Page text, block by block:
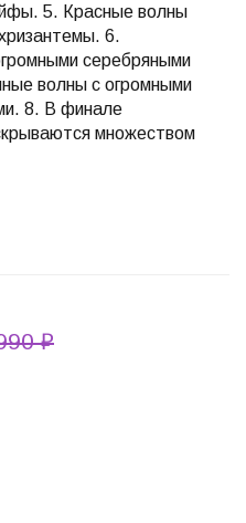
5. Красные волны
6.
серебряными
волны с огромными
8. В финале
множеством
₽